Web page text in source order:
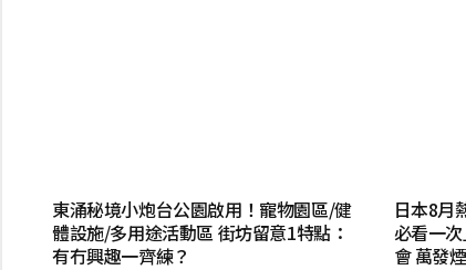
東涌秘境小炮台公園啟用！寵物園區/健
體設施/多用途活動區 街坊留意1特點：
有冇興趣一齊練？
日本8月
必看一
會 萬發